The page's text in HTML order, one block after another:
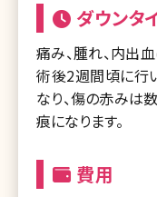
ダウンタ
痛み、腫れ、内出
術後2週間頃に行
なり、傷の赤みは
痕になります。
費用